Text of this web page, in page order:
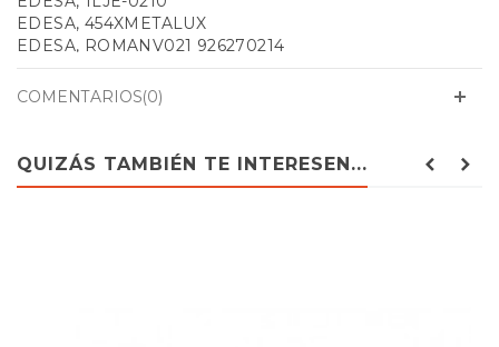
EDESA, 454XMETALUX
EDESA, ROMANV021 926270214
EDESA, CACH-V023F
EDESA, FG-9240B
EDESA, ROMANV021
EDESA, ROMAN-V021
COMENTARIOS(0)
QUIZÁS TAMBIÉN TE INTERESEN...